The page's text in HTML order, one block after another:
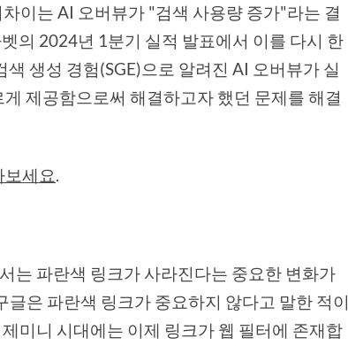
이는 AI 오버뷰가 "검색 사용량 증가"라는 결
의 2024년 1분기 실적 발표에서 이를 다시 한
생성 경험(SGE)으로 알려진 AI 오버뷰가 실
제공함으로써 해결하고자 했던 문제를 해결
세요
는 파란색 링크가 사라진다는 중요한 변화가
은 파란색 링크가 중요하지 않다고 말한 적이
미니 시대에는 이제 링크가 웹 필터에 존재합